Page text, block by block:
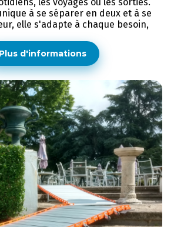
à se séparer en deux et à se
elle s'adapte à chaque besoin,
Plus d'informations